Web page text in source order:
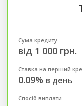
Сума кредиту
від 1 000 грн.
Ставка на перший
0.09% в день
Спосіб виплати